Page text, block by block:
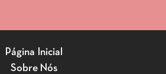
Página Inicial
Sobre Nós